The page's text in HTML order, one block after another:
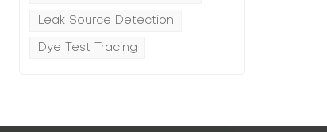
Leak Source Detection
Dye Test Tracing